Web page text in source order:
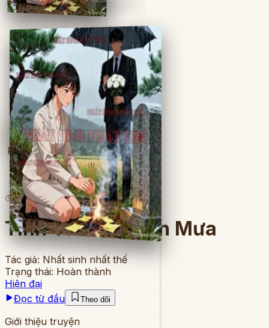
Full
6lượt đọc· 19chương
Tình Yêu Sau Cơn Mưa
Tác giả: Nhất sinh nhất thế
Trạng thái: Hoàn thành
Hiện đại
Đọc từ đầu
Theo dõi
Giới thiệu truyện